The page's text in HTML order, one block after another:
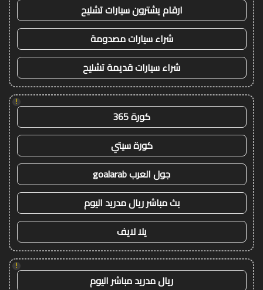
ارقام يشترون سيارات تشليح
شراء سيارات مصدومة
شراء سيارات قديمة تشليح
!
كورة 365
كورة سيتي
جول العرب goalarab
بث مباشر ريال مدريد اليوم
يلا لايف
!
ريال مدريد مباشر اليوم